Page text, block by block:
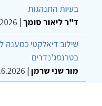
בעיות התנהגות
ד"ר ליאור סומך |
שילוב דיאלקטי
בטרנסג'נדרים
מור שני שרמן |